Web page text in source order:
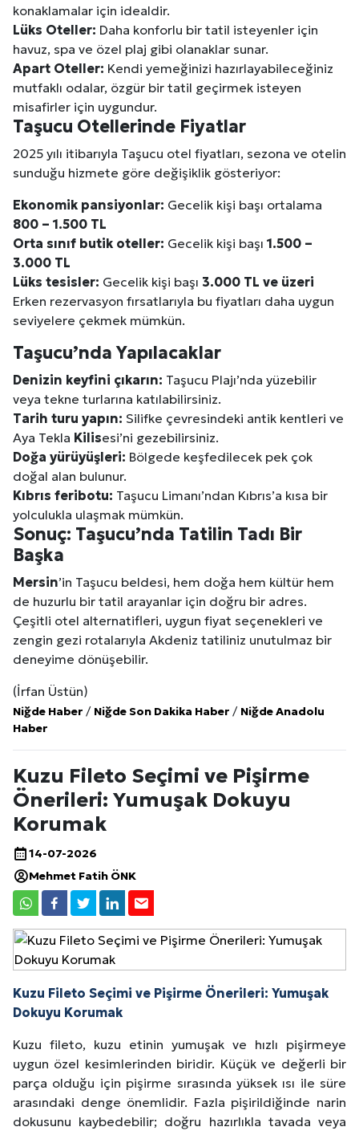
konaklamalar için idealdir.
Lüks Oteller: Daha konforlu bir tatil isteyenler için
havuz, spa ve özel plaj gibi olanaklar sunar.
Apart Oteller: Kendi yemeğinizi hazırlayabileceğiniz
mutfaklı odalar, özgür bir tatil geçirmek isteyen
misafirler için uygundur.
Taşucu Otellerinde Fiyatlar
2025 yılı itibarıyla Taşucu otel fiyatları, sezona ve otelin
sunduğu hizmete göre değişiklik gösteriyor:
Ekonomik pansiyonlar: Gecelik kişi başı ortalama
800 – 1.500 TL
Orta sınıf butik oteller: Gecelik kişi başı 1.500 –
3.000 TL
Lüks tesisler: Gecelik kişi başı 3.000 TL ve üzeri
Erken rezervasyon fırsatlarıyla bu fiyatları daha uygun
seviyelere çekmek mümkün.
Taşucu’nda Yapılacaklar
Denizin keyfini çıkarın: Taşucu Plajı’nda yüzebilir
veya tekne turlarına katılabilirsiniz.
Tarih turu yapın: Silifke çevresindeki antik kentleri ve
Aya Tekla Kilisesi’ni gezebilirsiniz.
Doğa yürüyüşleri: Bölgede keşfedilecek pek çok
doğal alan bulunur.
Kıbrıs feribotu: Taşucu Limanı’ndan Kıbrıs’a kısa bir
yolculukla ulaşmak mümkün.
Sonuç: Taşucu’nda Tatilin Tadı Bir
Başka
Mersin’in Taşucu beldesi, hem doğa hem kültür hem
de huzurlu bir tatil arayanlar için doğru bir adres.
Çeşitli otel alternatifleri, uygun fiyat seçenekleri ve
zengin gezi rotalarıyla Akdeniz tatiliniz unutulmaz bir
deneyime dönüşebilir.
(İrfan Üstün)
Niğde Haber / Niğde Son Dakika Haber / Niğde Anadolu
Haber
Kuzu Fileto Seçimi ve Pişirme
Önerileri: Yumuşak Dokuyu
Korumak
14-07-2026
Mehmet Fatih ÖNK
Kuzu Fileto Seçimi ve Pişirme Önerileri: Yumuşak
Dokuyu Korumak
Kuzu fileto, kuzu etinin yumuşak ve hızlı pişirmeye
uygun özel kesimlerinden biridir. Küçük ve değerli bir
parça olduğu için pişirme sırasında yüksek ısı ile süre
arasındaki denge önemlidir. Fazla pişirildiğinde narin
dokusunu kaybedebilir; doğru hazırlıkla tavada veya